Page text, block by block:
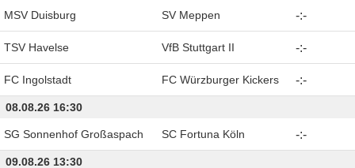
MSV Duisburg SV Meppen -:-
TSV Havelse VfB Stuttgart II -:-
FC Ingolstadt FC Würzburger Kickers -:-
08.08.26 16:30
SG Sonnenhof Großaspach SC Fortuna Köln -:-
09.08.26 13:30